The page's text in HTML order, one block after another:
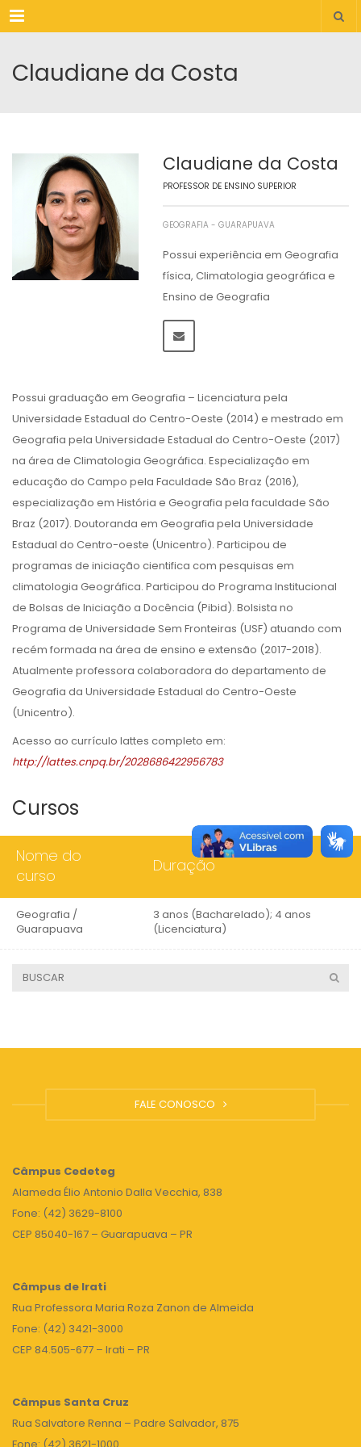
Menu
Claudiane da Costa
Claudiane da Costa
PROFESSOR DE ENSINO SUPERIOR
GEOGRAFIA - GUARAPUAVA
Possui experiência em Geografia
física, Climatologia geográfica e
Ensino de Geografia
Possui graduação em Geografia – Licenciatura pela
Universidade Estadual do Centro-Oeste (2014) e mestrado em
Geografia pela Universidade Estadual do Centro-Oeste (2017)
na área de Climatologia Geográfica. Especialização em
educação do Campo pela Faculdade São Braz (2016),
especialização em História e Geografia pela faculdade São
Braz (2017). Doutoranda em Geografia pela Universidade
Estadual do Centro-oeste (Unicentro). Participou de
programas de iniciação cientifica com pesquisas em
climatologia Geográfica. Participou do Programa Institucional
de Bolsas de Iniciação a Docência (Pibid). Bolsista no
Programa de Universidade Sem Fronteiras (USF) atuando com
recém formada na área de ensino e extensão (2017-2018).
Atualmente professora colaboradora do departamento de
Geografia da Universidade Estadual do Centro-Oeste
(Unicentro).
Acesso ao currículo lattes completo em:
http://lattes.cnpq.br/2028686422956783
Cursos
Nome do
curso
Duração
Geografia /
Guarapuava
3 anos (Bacharelado); 4 anos
(Licenciatura)
FALE CONOSCO
Câmpus Cedeteg
Alameda Élio Antonio Dalla Vecchia, 838
Fone: (42) 3629-8100
CEP 85040-167 – Guarapuava – PR
Câmpus de Irati
Rua Professora Maria Roza Zanon de Almeida
Fone: (42) 3421-3000
CEP 84.505-677 – Irati – PR
Câmpus Santa Cruz
Rua Salvatore Renna – Padre Salvador, 875